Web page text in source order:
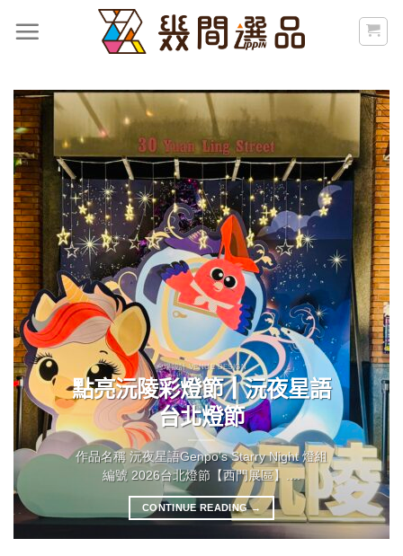
會場設計 VENUE DESIGN
點亮沅陵彩燈節┃沅夜星語
台北燈節
作品名稱 沅夜星語Genpo’s Starry Night 燈組
編號 2026台北燈節【西門展區】....
CONTINUE READING→